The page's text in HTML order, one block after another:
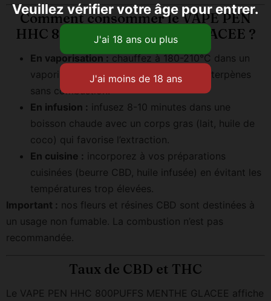
Comment consommer le VAPE PEN
HHC 800PUFFS MENTHE GLACEE ?
En vaporisation :chauffez à 180-210°C dans un
vaporisateur de qualité pour libérer les terpènes
sans combustion.
En infusion : infusez 8-10 minutes dans une
boisson chaude avec un corps gras (lait, huile de
coco) qui favorise l’extraction.
En cuisine : incorporez à vos préparations
cuisinées (beurre CBD, huile infusée) en évitant les
températures trop élevées.
Important : nos fleurs et résines CBD sont destinées à
un usage non fumable. La combustion n’est pas
recommandée.
Taux de CBD et THC
Le VAPE PEN HHC 800PUFFS MENTHE GLACEE affiche
Veuillez vérifier votre âge pour entrer.